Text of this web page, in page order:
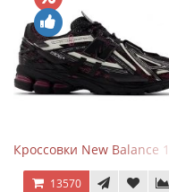
Кроссовки New Balance
13570